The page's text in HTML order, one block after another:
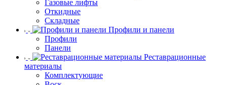
Газовые лифты
Откидные
Складные
Профили и панели
Профили
Панели
Реставрационные
материалы
Комплектующие